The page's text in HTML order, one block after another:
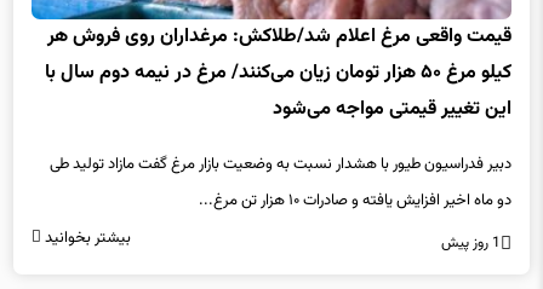
قیمت واقعی مرغ اعلام شد/طلاکش: مرغداران روی فروش هر
کیلو مرغ ۵۰ هزار تومان زیان می‌کنند/ مرغ در نیمه دوم سال با
این تغییر قیمتی مواجه می‌شود
دبیر فدراسیون طیور با هشدار نسبت به وضعیت بازار مرغ گفت مازاد تولید طی
دو ماه اخیر افزایش یافته و صادرات ۱۰ هزار تن مرغ...
1 روز پیش بیشتر بخوانید